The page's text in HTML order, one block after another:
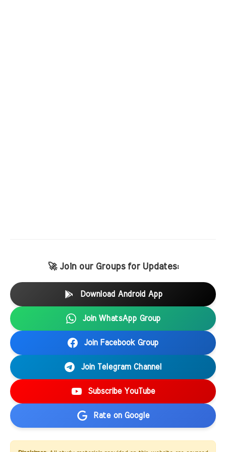
🚀 Join our Groups for Updates:
Download Android App
Join WhatsApp Group
Join Facebook Group
Join Telegram Channel
Subscribe YouTube
Rate on Google